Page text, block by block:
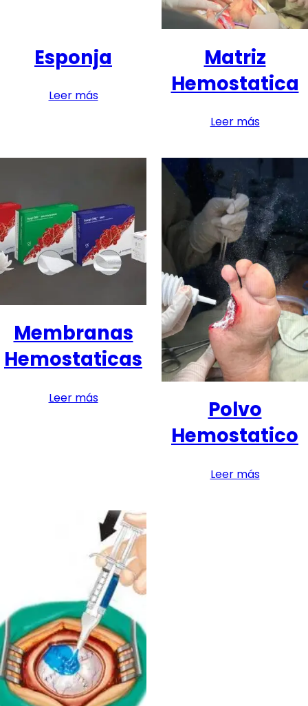
Esponja
Leer más
Matriz
Hemostatica
Leer más
Membranas
Hemostaticas
Leer más
Polvo
Hemostatico
Leer más